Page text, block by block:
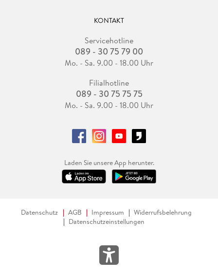
KONTAKT
Servicehotline
089 - 30 75 79 00
Mo. - Sa. 9.00 - 18.00 Uhr
Filialhotline
089 - 30 75 75 75
Mo. - Sa. 9.00 - 18.00 Uhr
Laden Sie unsere App herunter.
Datenschutz AGB Impressum
Widerrufsbelehrung
Datenschutzeinstellungen